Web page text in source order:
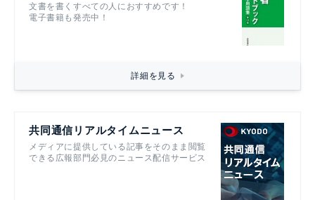
文書を書くすべての人におすすめです！
電子書籍も発売中！
詳細を見る
共同通信リアルタイムニュース
メディアに提供している記事をそのまま閲覧
できる広報部門必見のニュース配信サービス